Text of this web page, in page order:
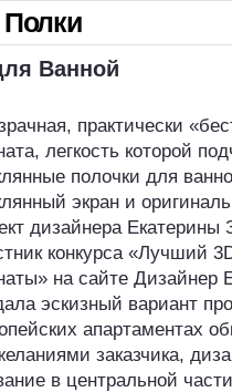
Полки
Ванной
практически
легкость которой
полочки для
экран и
дизайнера Екатерины
конкурса «Лучший
на сайте Дизайнер
эскизный вариант
апартаментах
заказчика,
в центральной